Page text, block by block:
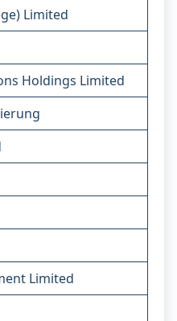
Limited
Holdings Limited
Limited